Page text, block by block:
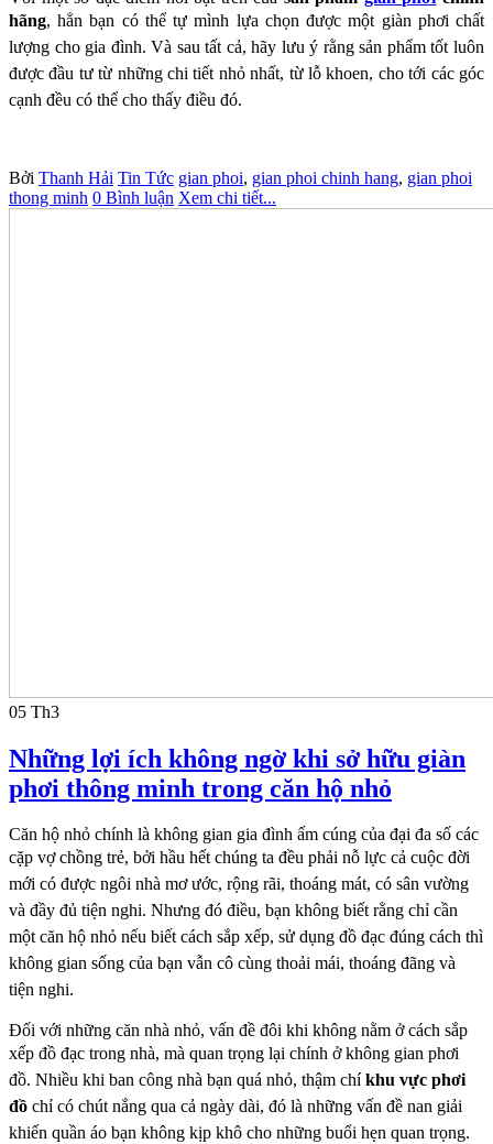
hãng, hẳn bạn có thể tự mình lựa chọn được một giàn phơi chất
lượng cho gia đình. Và sau tất cả, hãy lưu ý rằng sản phẩmtốt luôn
được đầu tư từ những chi tiết nhỏ nhất, từ lỗ khoen, cho tới các góc
cạnh đều có thể cho thấy điều đó.
Bởi Thanh Hải Tin Tức gian phoi, gian phoi chinh hang, gian phoi
thong minh 0 Bình luận Xem chi tiết...
05 Th3
Những lợi ích không ngờ khi sở hữu giàn
phơi thông minh trong căn hộ nhỏ
Căn hộ nhỏ chính là không gian gia đình ấm cúng của đại đa số các
cặp vợ chồng trẻ, bởi hầu hếtchúng ta đều phải nỗ lực cả cuộc đời
mới có được ngôi nhà mơ ước, rộng rãi, thoáng mát, có sân vường
và đầy đủ tiện nghi. Nhưng đó điều, bạn không biết rằng chỉ cần
một căn hộ nhỏ nếu biếtcách sắp xếp, sử dụng đồ đạc đúng cách thì
không gian sống của bạn vẫn cô cùng thoải mái, thoáng đãng và
tiện nghi.
Đối với những căn nhà nhỏ, vấn đề đôi khi không nằm ở cách sắp
xếp đồ đạc trong nhà, mà quan trọng lại chính ở không gian phơi
đồ. Nhiều khi ban công nhà bạn quá nhỏ, thậm chí khu vực phơi
đồ chỉ có chút nắng qua cả ngày dài, đó là những vấn đề nan giải
khiến quần áo bạn không kịp khô cho những buổi hẹn quan trọng.